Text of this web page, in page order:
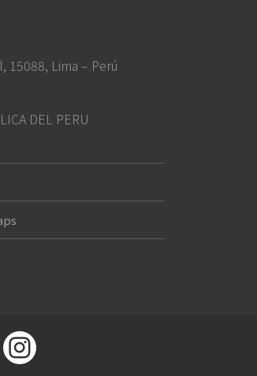
15088, Lima – Perú
DEL PERU